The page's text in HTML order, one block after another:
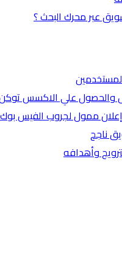
عبر محرك البحث ؟
والحصول علي الاكسس
ممول لجروب الفيس بوك
ناجح
وأهدافه